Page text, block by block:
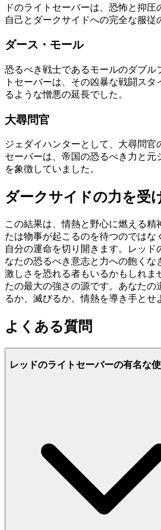
ドのライトセーバーは、恐怖と抑圧
自己とダークサイドへの完全な服従
ダース・モール
恐るべき戦士であるモールのダブル
トセーバーは、その凶暴な戦闘スタ
るような憎悪の延長でした。
大尋問官
ジェダイハンターとして、大尋問官
セーバーは、帝国の恐るべき力と元
を象徴していました。
ダークサイドの力を受
この結果は、情熱と野心に燃える精
たは物事が起こるのを待つのではな
自分の運命を切り開きます。レッド
なたの恐るべき意志と力への飽くな
激しさを恐れる者もいるかもしれま
たの最大の強さの源です。あなた
るか、滅びるか。情熱を導き手とせ
よくある質問
レッドのライトセーバーの有名な